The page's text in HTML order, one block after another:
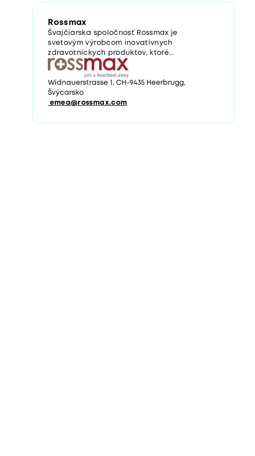
Rossmax
Švajčiarska spoločnosť Rossmax je
svetovým výrobcom inovatívnych
zdravotníckych produktov, ktoré...
Widnauerstrasse 1, CH-9435 Heerbrugg,
Švýcarsko
emea@rossmax.com